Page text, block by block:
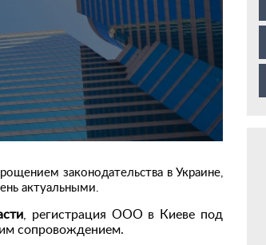
законодательства в Украине,
актуальными.
, регистрация ООО в Киеве под
сопровождением.